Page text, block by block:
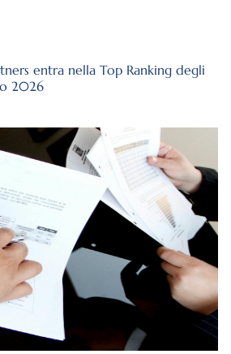
entra nella Top Ranking degli
2026